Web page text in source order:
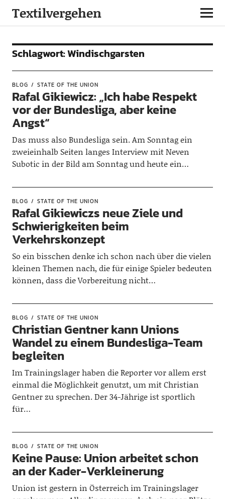
Textilvergehen
Schlagwort:Windischgarsten
BLOG STATE OF THE UNION
Rafal Gikiewicz: „Ich habe Respekt
vor der Bundesliga, aber keine
Angst“
Das muss also Bundesliga sein. Am Sonntag ein
zweieinhalb Seiten langes Interview mit Neven
Subotic in der Bild am Sonntag und heute ein…
BLOG STATE OF THE UNION
Rafal Gikiewiczs neue Ziele und
Schwierigkeiten beim
Verkehrskonzept
So ein bisschen denke ich schon nach über die vielen
kleinen Themen nach, die für einige Spieler bedeuten
können, dass die Vorbereitung nicht…
BLOG STATE OF THE UNION
Christian Gentner kann Unions
Wandel zu einem Bundesliga-Team
begleiten
Im Trainingslager haben die Reporter vor allem erst
einmal die Möglichkeit genutzt, um mit Christian
Gentner zu sprechen. Der 34-Jährige ist sportlich
für…
BLOG STATE OF THE UNION
Keine Pause: Union arbeitet schon
an der Kader-Verkleinerung
Union ist gestern in Österreich im Trainingslager